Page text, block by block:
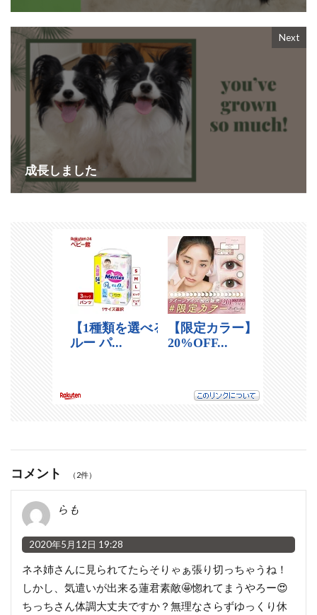
Next
成長しました
コメント （2件）
らも
2020年5月12日 19:28
ネネ姉さんに見られてたらそりゃぁ張り切っちゃうね！
しかし、気遣いが出来る蓮君素敵🤩惚れてまうやろー😍
ちっちさん体調大丈夫ですか？無理なさらずゆっくり休